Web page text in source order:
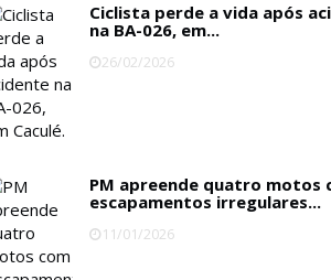
Ciclista perde a vida após
na BA-026, em...
26/02/2026
PM apreende quatro motos
escapamentos irregulares...
11/01/2026